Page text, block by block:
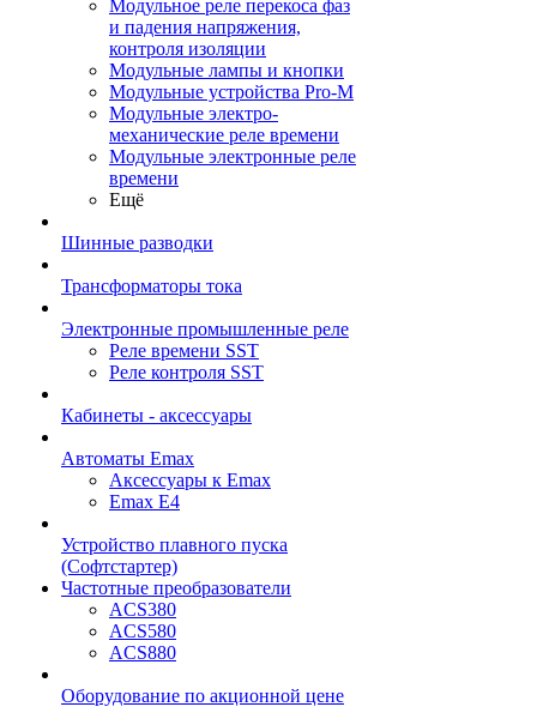
Модульное реле перекоса фаз
и падения напряжения,
контроля изоляции
Модульные лампы и кнопки
Модульные устройства Pro-M
Модульные электро-
механические реле времени
Модульные электронные реле
времени
Ещё
Шинные разводки
Трансформаторы тока
Электронные промышленные реле
Реле времени SST
Реле контроля SST
Кабинеты - аксессуары
Автоматы Emax
Аксессуары к Emax
Emax E4
Устройство плавного пуска
(Софтстартер)
Частотные преобразователи
ACS380
ACS580
ACS880
Оборудование по акционной цене